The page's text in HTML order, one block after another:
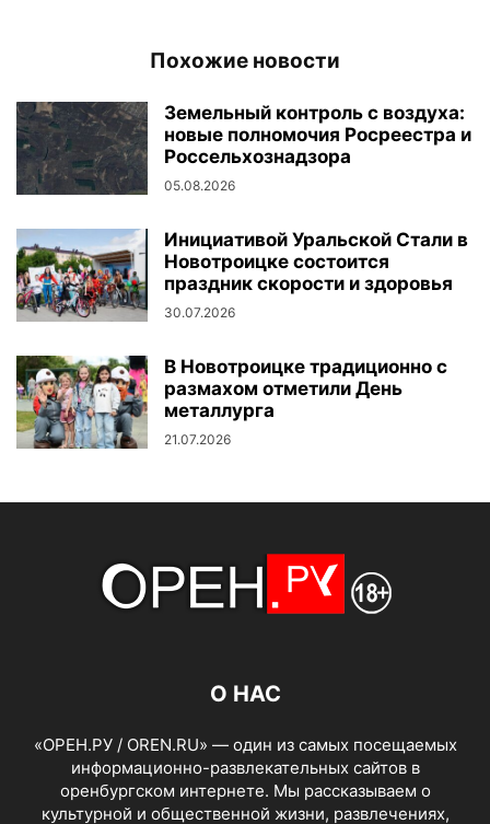
Похожие новости
Земельный контроль с воздуха:
новые полномочия Росреестра и
Россельхознадзора
05.08.2026
Инициативой Уральской Стали в
Новотроицке состоится
праздник скорости и здоровья
30.07.2026
В Новотроицке традиционно с
размахом отметили День
металлурга
21.07.2026
О НАС
«ОРЕН.РУ / OREN.RU» — один из самых посещаемых
информационно-развлекательных сайтов в
оренбургском интернете. Мы рассказываем о
культурной и общественной жизни, развлечениях,